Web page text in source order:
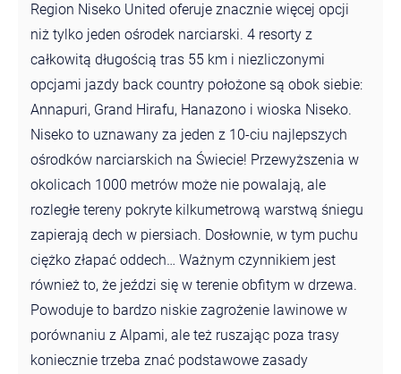
Region Niseko United oferuje znacznie więcej opcji
niż tylko jeden ośrodek narciarski. 4 resorty z
całkowitą długością tras 55 km i niezliczonymi
opcjami jazdy back country położone są obok siebie:
Annapuri, Grand Hirafu, Hanazono i wioska Niseko.
Niseko to uznawany za jeden z 10-ciu najlepszych
ośrodków narciarskich na Świecie! Przewyższenia w
okolicach 1000 metrów może nie powalają, ale
rozległe tereny pokryte kilkumetrową warstwą śniegu
zapierają dech w piersiach. Dosłownie, w tym puchu
ciężko złapać oddech… Ważnym czynnikiem jest
również to, że jeździ się w terenie obfitym w drzewa.
Powoduje to bardzo niskie zagrożenie lawinowe w
porównaniu z Alpami, ale też ruszając poza trasy
koniecznie trzeba znać podstawowe zasady